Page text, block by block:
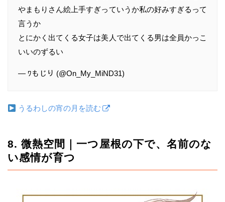
やまもりさん絵上手すぎっていうか私の好みすぎるって
言うか
とにかく出てくる女子は美人で出てくる男は全員かっこ
いいのずるい
— ﾜもじり (@On_My_MiND31)
うるわしの宵の月を読む
8. 微熱空間｜一つ屋根の下で、名前のな
い感情が育つ